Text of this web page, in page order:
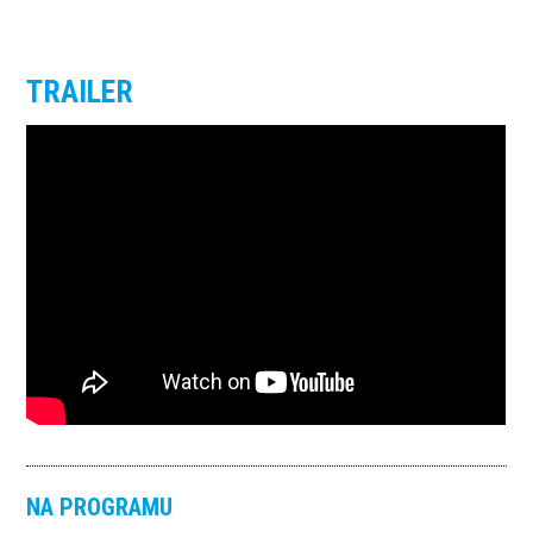
TRAILER
NA PROGRAMU